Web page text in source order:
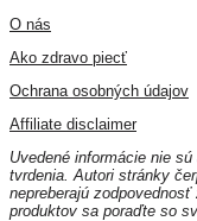
O nás
Ako zdravo piecť
Ochrana osobných údajov
Affiliate disclaimer
Uvedené informácie nie
tvrdenia. Autori stránky
nepreberajú
produktov sa poraďte so